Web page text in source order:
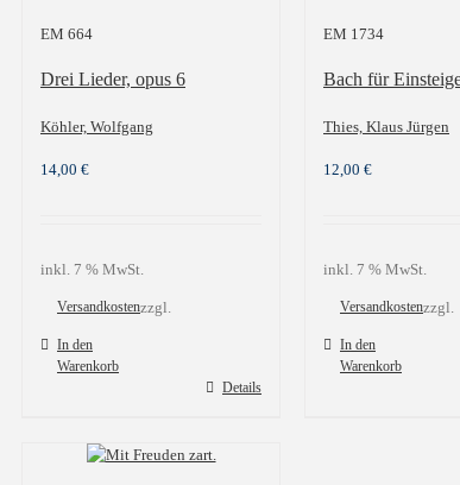
EM 664
Drei Lieder, opus 6
Köhler, Wolfgang
14,00 €
inkl. 7 % MwSt.
zzgl.
Versandkosten
In den
Warenkorb
Details
EM 1734
Bach für
Thies, Klaus Jürgen
12,00 €
inkl. 7 % MwSt.
zzgl.
Versandkosten
In den
Warenkorb